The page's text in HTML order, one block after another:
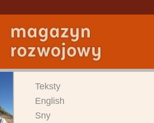
Teksty
English
Sny